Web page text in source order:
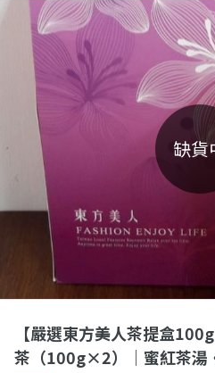
缺貨
【嚴選東方美人茶提盒
茶（100g×2）｜蜜紅茶湯